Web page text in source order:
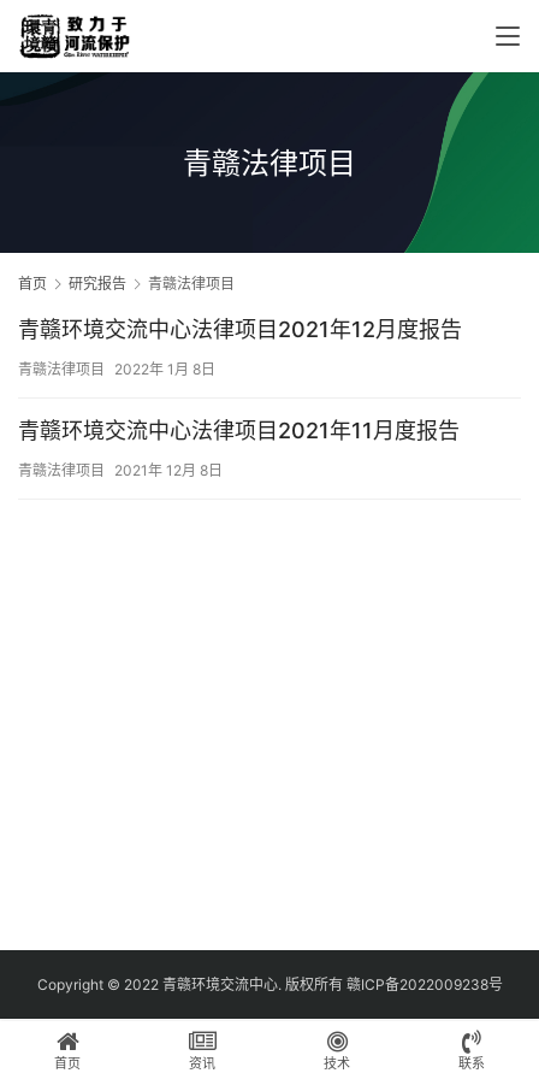
青赣法律项目
首页 研究报告 青赣法律项目
青赣环境交流中心法律项目2021年12月度报告
青赣法律项目 2022年 1月 8日
青赣环境交流中心法律项目2021年11月度报告
青赣法律项目 2021年 12月 8日
Copyright © 2022 青赣环境交流中心. 版权所有 赣ICP备2022009238号
首页 资讯 技术 联系